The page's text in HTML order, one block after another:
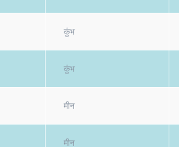
कुंभ
कुंभ
मीन
मीन